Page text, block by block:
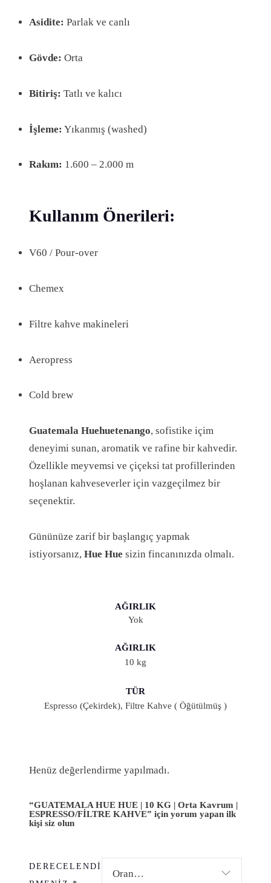
P
E
S
/
İ
R
Asidite: Parlak ve canlı
Gövde: Orta
Bitiriş: Tatlı ve kalıcı
İşleme: Yıkanmış (washed)
Rakım: 1.600 – 2.000 m
Kullanım Önerileri:
V60 / Pour-over
Chemex
Filtre kahve makineleri
Aeropress
Cold brew
Guatemala Huehuetenango, sofistike içim
deneyimi sunan, aromatik ve rafine bir kahvedir.
Özellikle meyvemsi ve çiçeksi tat profillerinden
hoşlanan kahveseverler için vazgeçilmez bir
seçenektir.
Gününüze zarif bir başlangıç yapmak
istiyorsanız, Hue Hue sizin fincanınızda olmalı.
AĞIRLIK
Yok
AĞIRLIK
10 kg
TÜR
Espresso (Çekirdek), Filtre Kahve ( Öğütülmüş )
Henüz değerlendirme yapılmadı.
“GUATEMALA HUE HUE | 10 KG | Orta Kavrum |
ESPRESSO/FİLTRE KAHVE” için yorum yapan ilk
kişi siz olun
DERECELENDI